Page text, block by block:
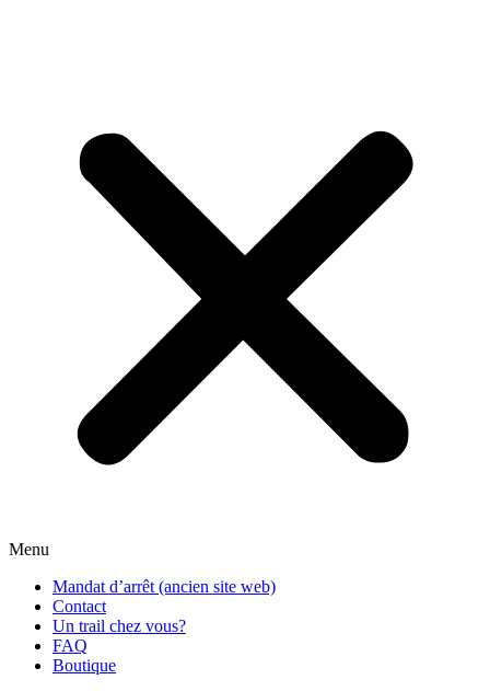
Menu
Mandat d’arrêt (ancien site web)
Contact
Un trail chez vous?
FAQ
Boutique